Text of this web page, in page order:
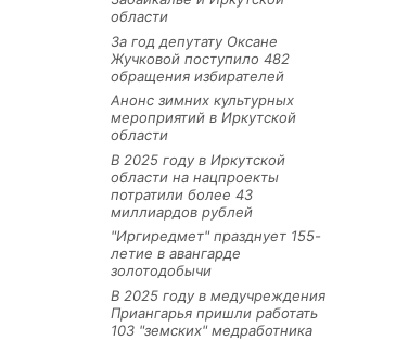
области
За год депутату Оксане
Жучковой поступило 482
обращения избирателей
Анонс зимних культурных
мероприятий в Иркутской
области
В 2025 году в Иркутской
области на нацпроекты
потратили более 43
миллиардов рублей
"Иргиредмет" празднует 155-
летие в авангарде
золотодобычи
В 2025 году в медучреждения
Приангарья пришли работать
103 "земских" медработника